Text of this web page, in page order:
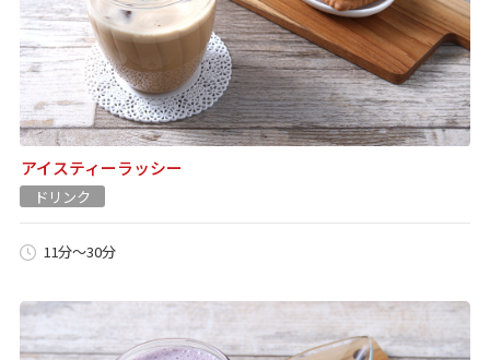
アイスティーラッシー
ドリンク
11分～30分